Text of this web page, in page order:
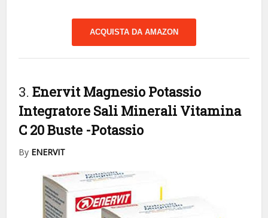
ACQUISTA DA AMAZON
3.Enervit Magnesio Potassio
Integratore Sali Minerali Vitamina
C 20 Buste -Potassio
By ENERVIT